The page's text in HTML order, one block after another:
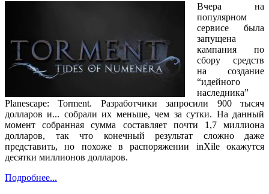
Вчера на
популярном
сервисе была
запущена
кампания по
сбору средств
на создание
“идейного
наследника”
Planescape: Torment. Разработчики запросили 900 тысяч
долларов и... собрали их меньше, чем за сутки. На данный
момент собранная сумма составляет почти 1,7 миллиона
долларов, так что конечный результат сложно даже
представить, но похоже в распоряжении inXile окажутся
десятки миллионов долларов.
Подробнее...